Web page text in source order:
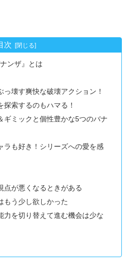
次
ンザ』とは
っ壊す爽快な破壊アクション！
探索するのもハマる！
ギミックと個性豊かな5つのバナ
ラも好き！シリーズへの愛を感
点が悪くなるときがある
もう少し欲しかった
力を切り替えて進む機会は少な